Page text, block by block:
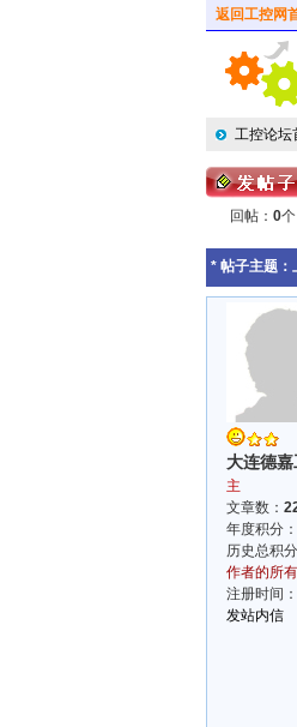
返回工控网
工控论坛
回帖： 0
* 帖子主题：
大连德
主
文章数：
年度积分：
历史总积分
作者的所
注册时间：
发站内信